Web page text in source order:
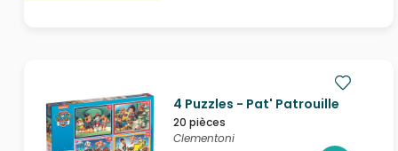
4 Puzzles - Pat' Patrouille
20 pièces
Clementoni